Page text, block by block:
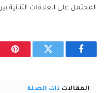
المحتمل على العلاقات الثنائية
فيسبوك تويتر
المقالات ذات الصلة